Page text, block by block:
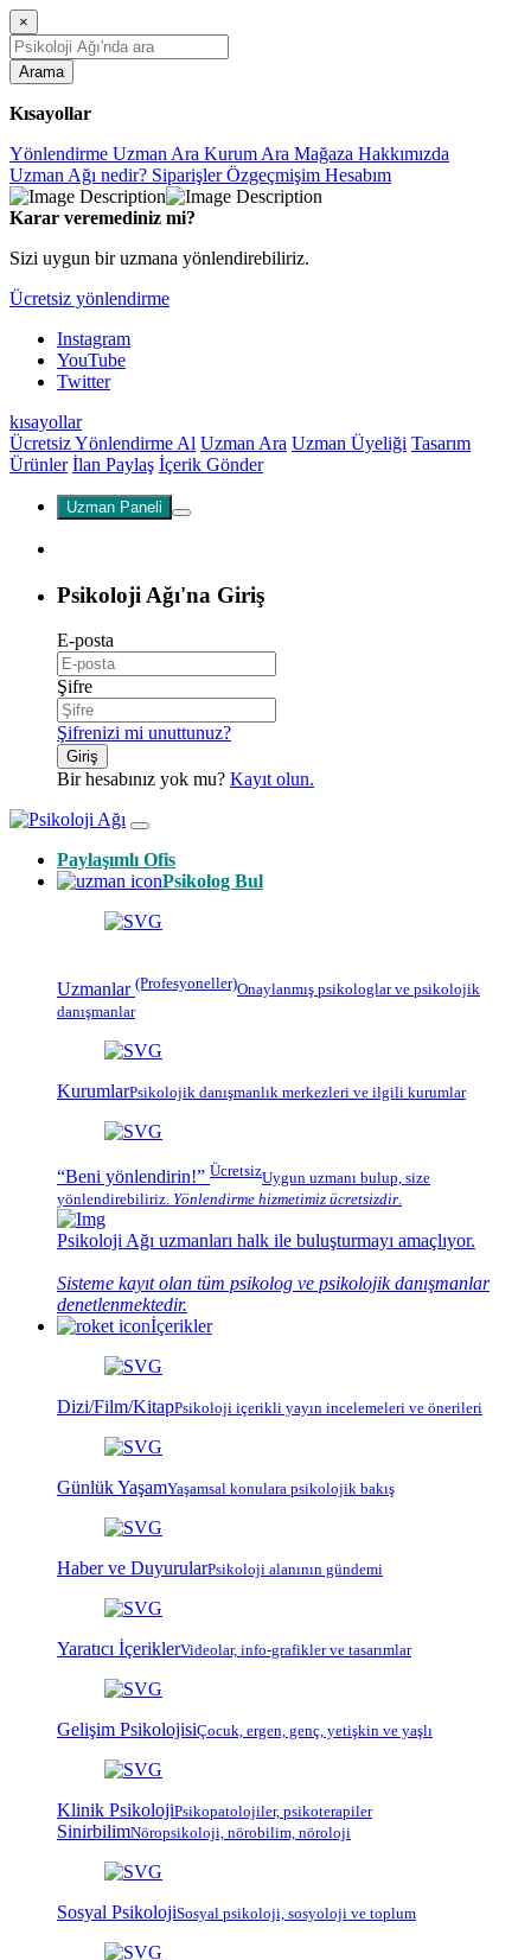
×
Arama
Kısayollar
Yönlendirme Uzman Ara Kurum Ara Mağaza Hakkımızda
Uzman Ağı nedir? SiparişlerÖzgeçmişim Hesabım
Karar veremediniz mi?
Sizi uygun bir uzmana yönlendirebiliriz.
Ücretsiz yönlendirme
Instagram
YouTube
Twitter
kısayollar
Ücretsiz Yönlendirme Al Uzman Ara Uzman Üyeliği Tasarım
Ürünler İlan Paylaş İçerik Gönder
Uzman Paneli
Psikoloji Ağı'na Giriş
E-posta
Şifre
Şifrenizi mi unuttunuz?
Giriş
Bir hesabınız yok mu? Kayıt olun.
Paylaşımlı Ofis
Psikolog Bul
Uzmanlar (Profesyoneller)Onaylanmış psikologlarve psikolojik
danışmanlar
KurumlarPsikolojik danışmanlık merkezleri ve ilgili kurumlar
“Beni yönlendirin!” ÜcretsizUygun uzmanı bulup, size
yönlendirebiliriz. Yönlendirme hizmetimiz ücretsizdir.
Psikoloji Ağı uzmanları halk ile buluşturmayı amaçlıyor.
Sisteme kayıt olan tüm psikolog ve psikolojik danışmanlar
denetlenmektedir.
İçerikler
Dizi/Film/KitapPsikoloji içerikli yayın incelemeleri ve önerileri
Günlük YaşamYaşamsal konulara psikolojik bakış
Haber ve DuyurularPsikoloji alanının gündemi
Yaratıcı İçeriklerVideolar, info-grafikler ve tasarımlar
Gelişim PsikolojisiÇocuk, ergen, genç, yetişkin ve yaşlı
Klinik PsikolojiPsikopatolojiler, psikoterapiler
SinirbilimNöropsikoloji, nörobilim, nöroloji
Sosyal PsikolojiSosyal psikoloji, sosyoloji ve toplum